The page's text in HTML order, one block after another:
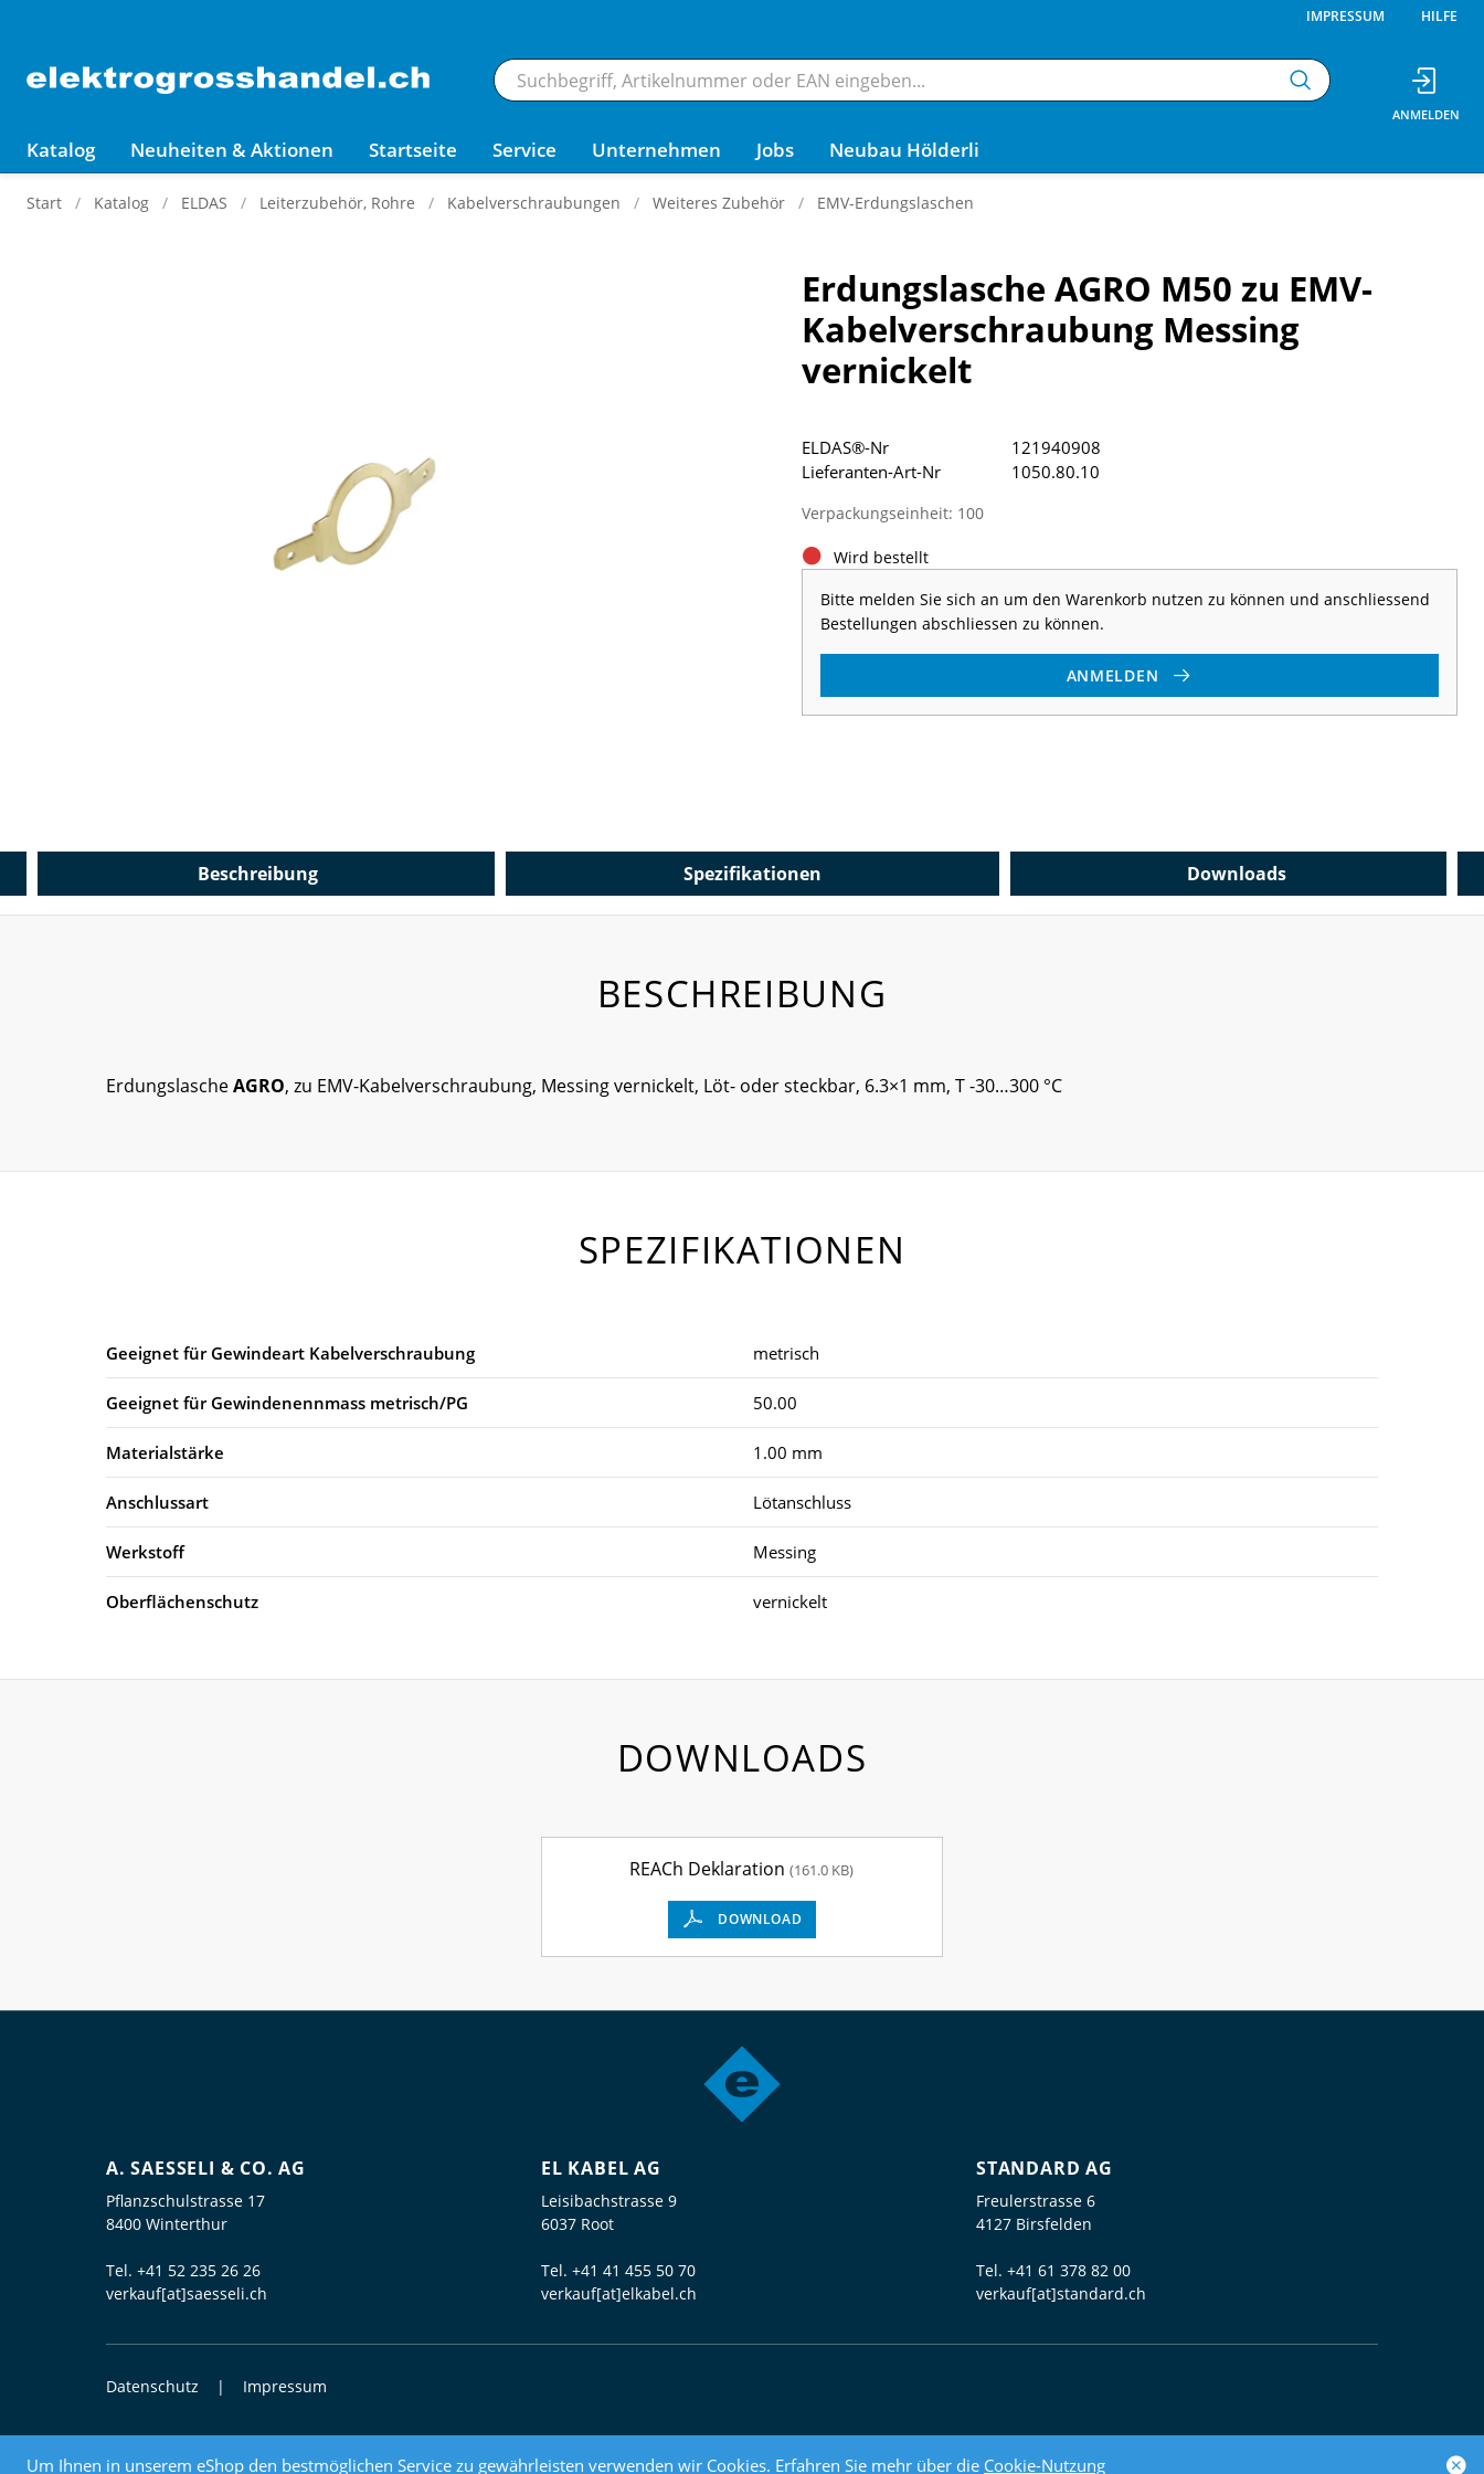
Um Ihnen in unserem eShop den bestmöglichen Service zu gewährleisten verwenden wir Cookies. Erfahren Sie mehr über die Cookie-Nutzung
IMPRESSUM HILFE
Katalog Neuheiten & Aktionen Startseite Service Unternehmen Jobs Neubau Hölderli
Start Katalog ELDAS Leiterzubehör, Rohre Kabelverschraubungen Weiteres Zubehör EMV-Erdungslaschen
Erdungslasche AGRO M50 zu EMV-
Kabelverschraubung Messing
vernickelt
Verpackungseinheit: 100
Wird bestellt
Bitte melden Sie sich an um den Warenkorb nutzen zu können und anschliessend
Bestellungen abschliessen zu können.
ANMELDEN
ELDAS®-Nr
121940908
Lieferanten-Art-Nr
1050.80.10
Beschreibung Spezifikationen Downloads
BESCHREIBUNG
ErdungslascheAGRO, zu EMV-Kabelverschraubung, Messing vernickelt, Löt- oder steckbar, 6.3×1 mm, T -30…300 °C
SPEZIFIKATIONEN
Geeignet für Gewindeart Kabelverschraubung metrisch
Geeignet für Gewindenennmass metrisch/PG 50.00
Materialstärke 1.00 mm
Anschlussart Lötanschluss
Werkstoff Messing
Oberflächenschutz vernickelt
DOWNLOADS
REACh Deklaration(161.0 KB)
DOWNLOAD
A. SAESSELI & CO. AG
Pflanzschulstrasse 17
8400 Winterthur
Tel. +41 52 235 26 26
verkauf[at]saesseli.ch
EL KABEL AG
Leisibachstrasse 9
6037 Root
Tel. +41 41 455 50 70
verkauf[at]elkabel.ch
STANDARD AG
Freulerstrasse 6
4127 Birsfelden
Tel. +41 61 378 82 00
verkauf[at]standard.ch
Datenschutz Impressum